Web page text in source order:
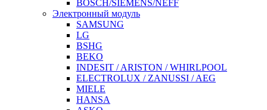
BOSCH/SIEMENS/NEFF
Электронный модуль
SAMSUNG
LG
BSHG
BEKO
INDESIT / ARISTON / WHIRLPOOL
ELECTROLUX / ZANUSSI / AEG
MIELE
HANSA